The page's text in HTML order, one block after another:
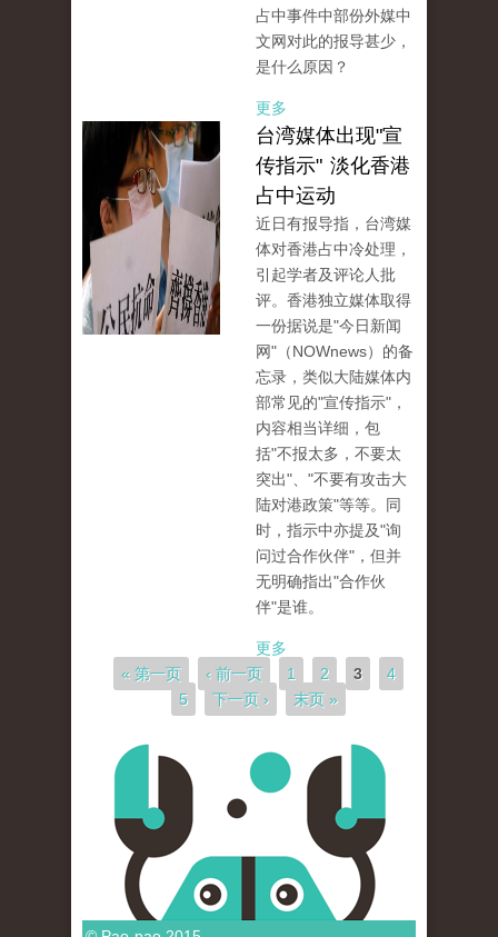
占中事件中部份外媒中
文网对此的报导甚少，
是什么原因？
更多
台湾媒体出现"宣
传指示" 淡化香港
占中运动
近日有报导指，台湾媒
体对香港占中冷处理，
引起学者及评论人批
评。香港独立媒体取得
一份据说是"今日新闻
网"（NOWnews）的备
忘录，类似大陆媒体内
部常见的"宣传指示"，
内容相当详细，包
括"不报太多，不要太
突出"、"不要有攻击大
陆对港政策"等等。同
时，指示中亦提及"询
问过合作伙伴"，但并
无明确指出"合作伙
伴"是谁。
更多
页面« 第一页 ‹ 前一页 1 2 3
4
5
下一页 › 末页 »